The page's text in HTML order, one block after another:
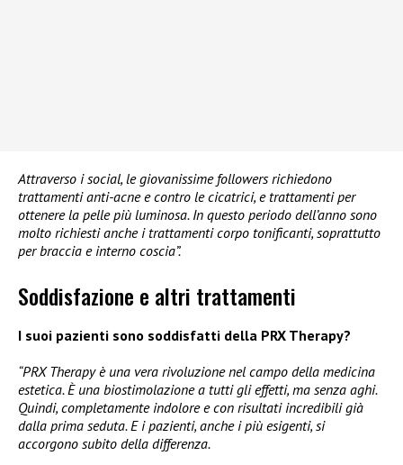
Attraverso i social, le giovanissime followers richiedono
trattamenti anti-acne e contro le cicatrici, e trattamenti per
ottenere la pelle più luminosa. In questo periodo dell’anno sono
molto richiesti anche i trattamenti corpo tonificanti, soprattutto
per braccia e interno coscia”.
Soddisfazione e altri trattamenti
I suoi pazienti sono soddisfatti della PRX Therapy?
“PRX Therapy è una vera rivoluzione nel campo della medicina
estetica. È una biostimolazione a tutti gli effetti, ma senza aghi.
Quindi, completamente indolore e con risultati incredibili già
dalla prima seduta. E i pazienti, anche i più esigenti, si
accorgono subito della differenza.